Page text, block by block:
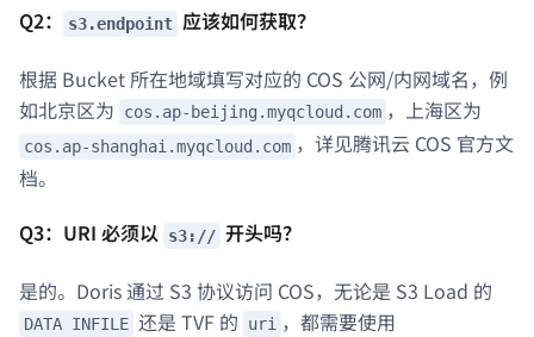
Q2：
s3.endpoint 应该如何获取？
根据 Bucket 所在地域填写对应的 COS 公网/内网域名，例
如北京区为
cos.ap-beijing.myqcloud.com ，上海区为
cos.ap-shanghai.myqcloud.com ，详见腾讯云 COS 官方文
档。
Q3：URI 必须以 s3:// 开头吗？
是的。Doris 通过 S3 协议访问 COS，无论是 S3 Load 的
DATA INFILE 还是 TVF 的 uri ，都需要使用